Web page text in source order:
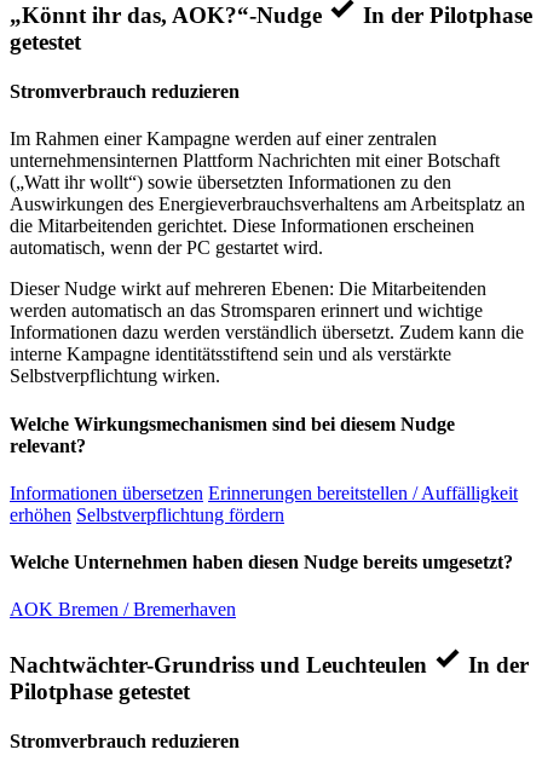
„Könnt ihr das, AOK?“-Nudge
In der Pilotphase
getestet
Stromverbrauch reduzieren
Im Rahmen einer Kampagne werden auf einer zentralen
unternehmensinternen Plattform Nachrichten mit einer Botschaft
(„Watt ihr wollt“) sowie übersetzten Informationen zu den
Auswirkungen des Energieverbrauchsverhaltens am Arbeitsplatz an
die Mitarbeitenden gerichtet. Diese Informationen erscheinen
automatisch, wenn der PC gestartet wird.
Dieser Nudge wirkt auf mehreren Ebenen: Die Mitarbeitenden
werden automatisch an das Stromsparen erinnert und wichtige
Informationen dazu werden verständlich übersetzt. Zudem kann die
interne Kampagne identitätsstiftend sein und als verstärkte
Selbstverpflichtung wirken.
Welche Wirkungsmechanismen sind bei diesem Nudge
relevant?
Informationen übersetzen Erinnerungen bereitstellen / Auffälligkeit
erhöhen Selbstverpflichtung fördern
Welche Unternehmen haben diesen Nudge bereits umgesetzt?
AOK Bremen / Bremerhaven
Nachtwächter-Grundriss und Leuchteulen
In der
Pilotphase getestet
Stromverbrauch reduzieren